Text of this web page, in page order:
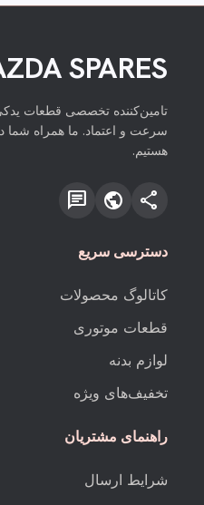
SPARES
سرعت و اعتماد. ما همراه شما
هستیم.
share
public
chat
دسترسی سریع
کاتالوگ محصولات
قطعات موتوری
لوازم بدنه
تخفیف‌های ویژه
راهنمای مشتریان
شرایط ارسال